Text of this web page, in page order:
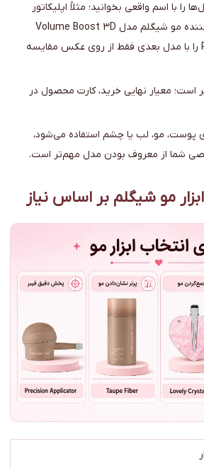
را با اسم واقعی بخوانید؛ مثلاً اپلیکاتور
اسپری پودر پرپشت کننده مو شیگلم مدل Volume Boost 3D
Precision Applicator را با مدل بعدی فقط از روی عکس مقایسه
معیار نهایی خرید، کارت محصول در
پوست، مو، لب یا چشم استفاده می‌شود،
شما از معروف بودن مدل مهم‌تر است.
مو شیگلم بر اساس نیاز